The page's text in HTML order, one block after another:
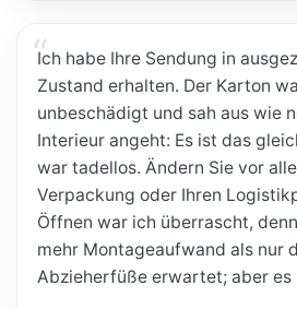
Ich habe Ihre Sendung in
Zustand erhalten. Der Karton
unbeschädigt und sah aus wie
Interieur angeht: Es ist das
war tadellos. Ändern Sie vor
Verpackung oder Ihren
Öffnen war ich überrascht,
mehr Montageaufwand als nur
Abzieherfüße erwartet; aber